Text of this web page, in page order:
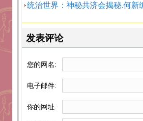
统治世界：神秘共济会揭秘.何新
发表评论
您的网名:
电子邮件:
你的网址: